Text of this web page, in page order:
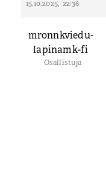
15.10.2025, 22:36
mronnkviedu-
lapinamk-fi
Osallistuja